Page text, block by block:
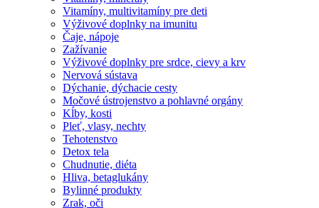
Vitamíny, multivitamíny pre deti
Výživové doplnky na imunitu
Čaje, nápoje
Zažívanie
Výživové doplnky pre srdce, cievy a krv
Nervová sústava
Dýchanie, dýchacie cesty
Močové ústrojenstvo a pohlavné orgány
Kĺby, kosti
Pleť, vlasy, nechty
Tehotenstvo
Detox tela
Chudnutie, diéta
Hliva, betaglukány
Bylinné produkty
Zrak, oči